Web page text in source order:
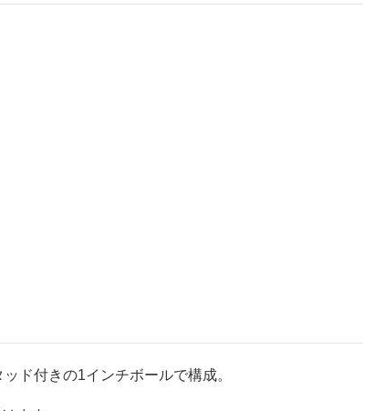
ド付きの1インチボールで構成。